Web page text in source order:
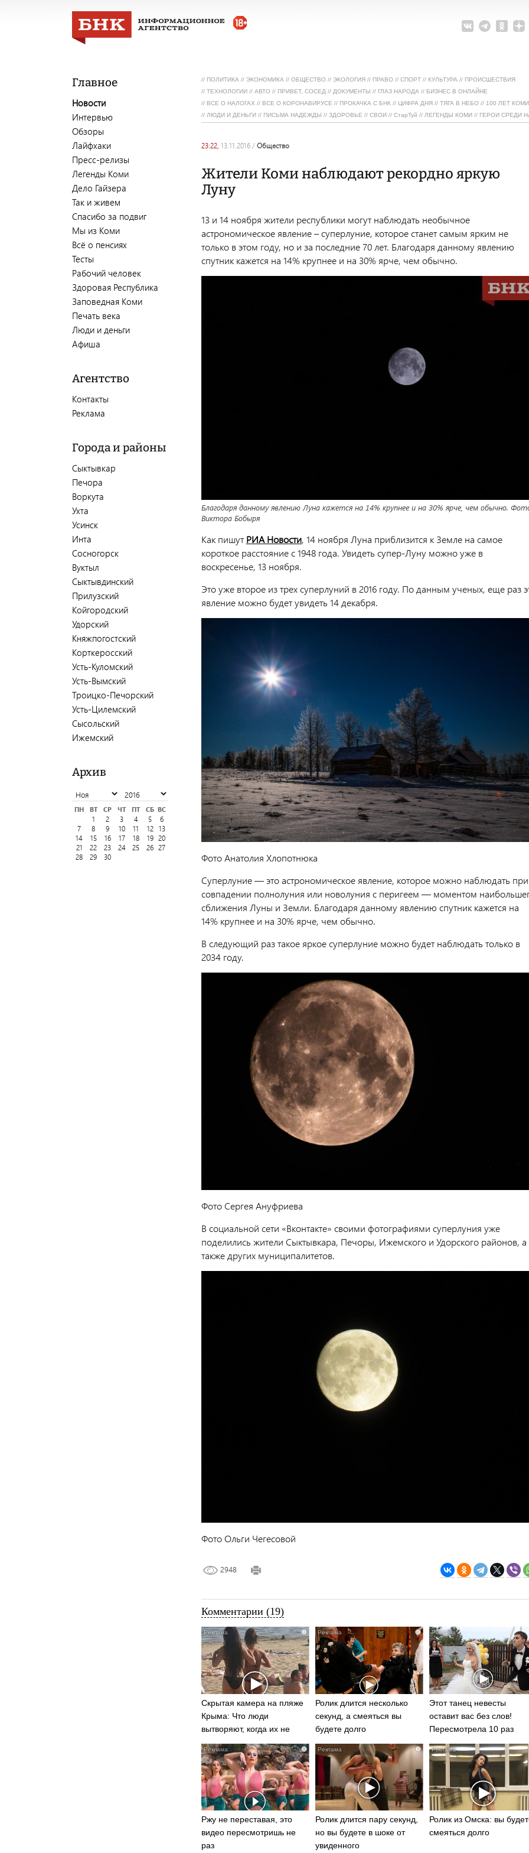
Главное
Новости
Интервью
Обзоры
Лайфхаки
Пресс-релизы
Легенды Коми
Дело Гайзера
Так и живем
Спасибо за подвиг
Мы из Коми
Всё о пенсиях
Тесты
Рабочий человек
Здоровая Республика
Заповедная Коми
Печать века
Люди и деньги
Афиша
Агентство
Контакты
Реклама
Города и районы
Сыктывкар
Печора
Воркута
Ухта
Усинск
Инта
Сосногорск
Вуктыл
Сыктывдинский
Прилузский
Койгородский
Удорский
Княжпогостский
Корткеросский
Усть-Куломский
Усть-Вымский
Троицко-Печорский
Усть-Цилемский
Сысольский
Ижемский
Архив
ПН ВТ СР ЧТ ПТ СБ ВС
1
2 3 4 5
6
7
8 9 10 11 12
13
14
15 16 17 18 19 20
21
22 23 24 25 26 27
28
29 30
// ПОЛИТИКА // ЭКОНОМИКА // ОБЩЕСТВО // ЭКОЛОГИЯ // ПРАВО // СПОРТ // КУЛЬТУРА // ПРОИСШЕСТВИЯ
// ТЕХНОЛОГИИ // АВТО // ПРИВЕТ, СОСЕД // ДОКУМЕНТЫ // ГЛАЗ НАРОДА // БИЗНЕС В ОНЛАЙНЕ
// ВСЕ О НАЛОГАХ // ВСЕ О КОРОНАВИРУСЕ // ПРОКАЧКА С БНК // ЦИФРА ДНЯ // ТЯГА В НЕБО // 100 ЛЕТ КОМИ
// ЛЮДИ И ДЕНЬГИ // ПИСЬМА НАДЕЖДЫ // ЗДОРОВЬЕ // СВОИ // СтарТуй // ЛЕГЕНДЫ КОМИ // ГЕРОИ СРЕДИ
23:22, 13.11.2016 / общество
Жители Коми наблюдают рекордно яркую
Луну
13 и 14 ноября жители республики могут наблюдать необычное
астрономическое явление – суперлуние, которое станет самым ярким не
только в этом году, но и за последние 70 лет. Благодаря данному явлению
спутник кажется на 14% крупнее и на 30% ярче, чем обычно.
Благодаря данному явлению Луна кажется на 14% крупнее и на 30% ярче, чем обычно.
Виктора Бобыря
Как пишут РИА Новости, 14 ноября Луна приблизится к Земле на самое
короткое расстояние с 1948 года. Увидеть супер-Луну можно уже в
воскресенье, 13 ноября.
Это уже второе из трех суперлуний в 2016 году. По данным ученых, еще раз
явление можно будет увидеть 14 декабря.
Фото Анатолия Хлопотнюка
Суперлуние — это астрономическое явление, которое можно наблюдать при
совпадении полнолуния или новолуния с перигеем — моментом
сближения Луны и Земли. Благодаря данному явлению спутник кажется на
14% крупнее и на 30% ярче, чем обычно.
В следующий раз такое яркое суперлуние можно будет наблюдать только в
2034 году.
Фото Сергея Ануфриева
В социальной сети «Вконтакте» своими фотографиями суперлуния уже
поделились жители Сыктывкара, Печоры, Ижемского и Удорского районов, а
также других муниципалитетов.
Фото Ольги Чегесовой
2948
Комментарии (19)
i
Скрытая камера на пляже
Крыма: Что люди
вытворяют, когда их не
видят...
i
Ролик длится несколько
секунд, а смеяться вы
будете долго
Этот танец невесты
оставит вас без слов!
Пересмотрела 10 раз
i
Ржу не переставая, это
видео пересмотришь не
раз
i
Ролик длится пару секунд,
но вы будете в шоке от
увиденного
Ролик из Омска: вы
смеяться долго